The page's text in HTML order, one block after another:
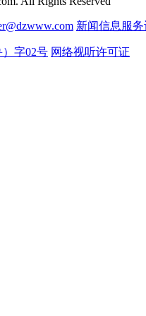
新闻信息服
字02号 网络视听许可证